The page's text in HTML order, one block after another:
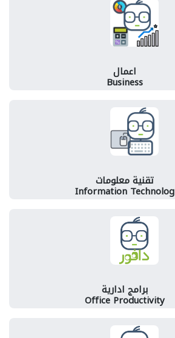
اعمال
Business
تقنية معلومات
Information Technolog
برامج ادارية
Office Productivity